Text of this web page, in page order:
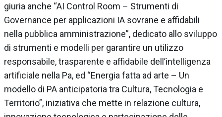
giuria anche “AI Control Room – Strumenti di
Governance per applicazioni IA sovrane e affidabili
nella pubblica amministrazione”, dedicato allo sviluppo
di strumenti e modelli per garantire un utilizzo
responsabile, trasparente e affidabile dell’intelligenza
artificiale nella Pa, ed “Energia fatta ad arte – Un
modello di PA anticipatoria tra Cultura, Tecnologia e
Territorio”, iniziativa che mette in relazione cultura,